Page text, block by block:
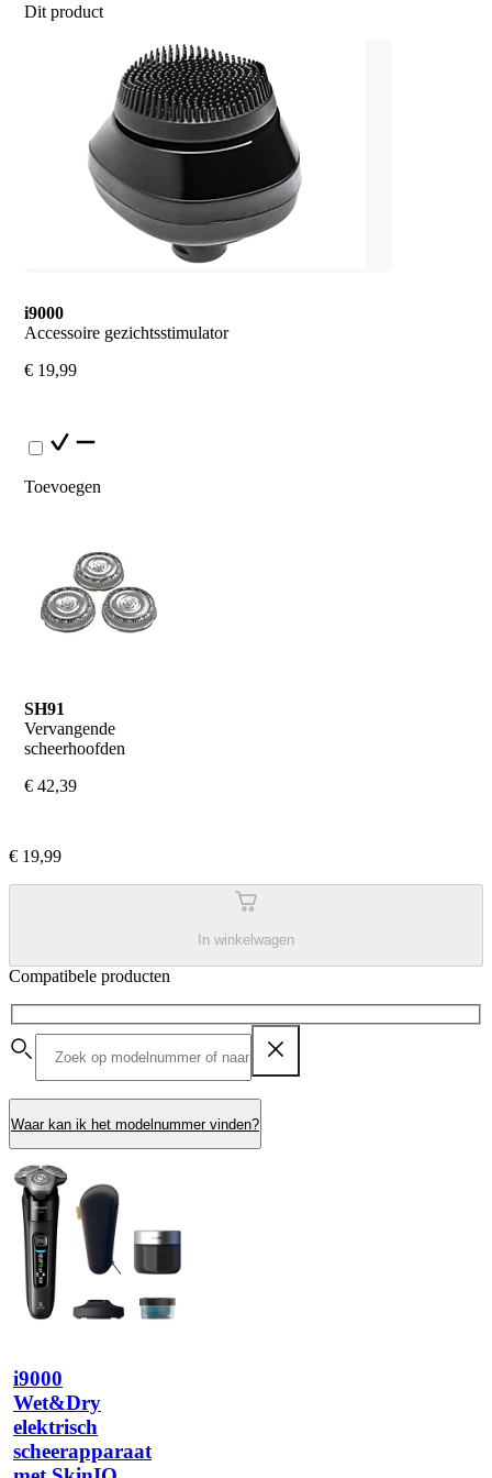
Dit product
i9000
Accessoire gezichtsstimulator
€ 19,99
Toevoegen
SH91
Vervangende
scheerhoofden
€ 42,39
€ 19,99
In winkelwagen
Compatibele producten
Waar kan ik het modelnummer vinden?
i9000
Wet&Dry
elektrisch
scheerapparaat